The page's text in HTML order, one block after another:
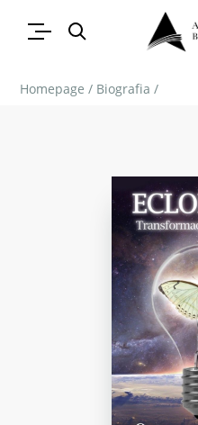
Homepage / Biografia /